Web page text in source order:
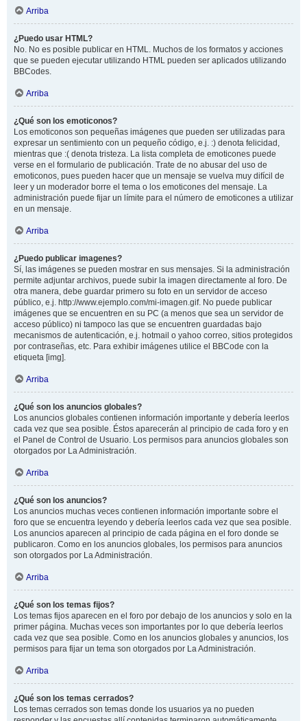
Arriba
¿Puedo usar HTML?
No. No es posible publicar en HTML. Muchos de los formatos y acciones
que se pueden ejecutar utilizando HTML pueden ser aplicados utilizando
BBCodes.
Arriba
¿Qué son los emoticonos?
Los emoticonos son pequeñas imágenes que pueden ser utilizadas para
expresar un sentimiento con un pequeño código, e.j. :) denota felicidad,
mientras que :( denota tristeza. La lista completa de emoticones puede
verse en el formulario de publicación. Trate de no abusar del uso de
emoticonos, pues pueden hacer que un mensaje se vuelva muy difícil de
leer y un moderador borre el tema o los emoticones del mensaje. La
administración puede fijar un límite para el número de emoticones a utilizar
en un mensaje.
Arriba
¿Puedo publicar imagenes?
Sí, las imágenes se pueden mostrar en sus mensajes. Si la administración
permite adjuntar archivos, puede subir la imagen directamente al foro. De
otra manera, debe guardar primero su foto en un servidor de acceso
público, e.j. http://www.ejemplo.com/mi-imagen.gif. No puede publicar
imágenes que se encuentren en su PC (a menos que sea un servidor de
acceso público) ni tampoco las que se encuentren guardadas bajo
mecanismos de autenticación, e.j. hotmail o yahoo correo, sitios protegidos
por contraseñas, etc. Para exhibir imágenes utilice el BBCode con la
etiqueta [img].
Arriba
¿Qué son los anuncios globales?
Los anuncios globales contienen información importante y debería leerlos
cada vez que sea posible. Éstos aparecerán al principio de cada foro y en
el Panel de Control de Usuario. Los permisos para anuncios globales son
otorgados por La Administración.
Arriba
¿Qué son los anuncios?
Los anuncios muchas veces contienen información importante sobre el
foro que se encuentra leyendo y debería leerlos cada vez que sea posible.
Los anuncios aparecen al principio de cada página en el foro donde se
publicaron. Como en los anuncios globales, los permisos para anuncios
son otorgados por La Administración.
Arriba
¿Qué son los temas fijos?
Los temas fijos aparecen en el foro por debajo de los anuncios y solo en la
primer página. Muchas veces son importantes por lo que debería leerlos
cada vez que sea posible. Como en los anuncios globales y anuncios, los
permisos para fijar un tema son otorgados por La Administración.
Arriba
¿Qué son los temas cerrados?
Los temas cerrados son temas donde los usuarios ya no pueden